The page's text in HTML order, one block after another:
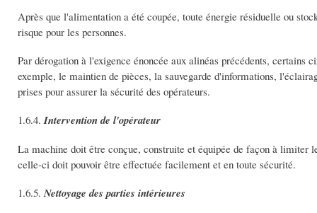
Après que l'alimentation a été coupée, toute énergie résiduelle ou
risque pour les personnes.
Par dérogation à l'exigence énoncée aux alinéas précédents, certains
exemple, le maintien de pièces, la sauvegarde d'informations,
prises pour assurer la sécurité des opérateurs.
1.6.4. Intervention de l'opérateur
La machine doit être conçue, construite et équipée de façon à limiter
celle-ci doit pouvoir être effectuée facilement et en toute sécurité.
1.6.5. Nettoyage des parties intérieures